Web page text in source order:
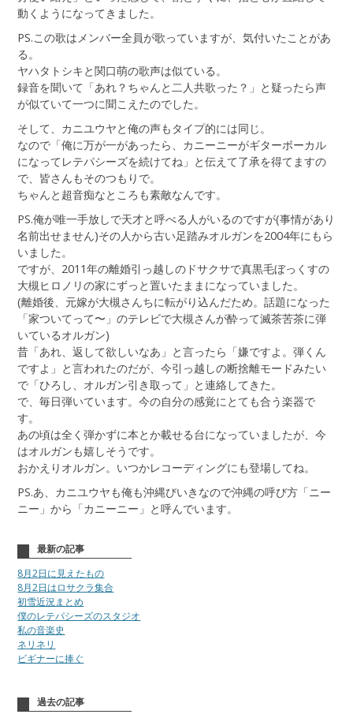
動くようになってきました。
PS.この歌はメンバー全員が歌っていますが、気付いたことがあ
る。
ヤハタトシキと関口萌の歌声は似ている。
録音を聞いて「あれ？ちゃんと二人共歌った？」と疑ったら声
が似ていて一つに聞こえたのでした。
そして、カニユウヤと俺の声もタイプ的には同じ。
なので「俺に万が一があったら、カニーニーがギターボーカル
になってレテパシーズを続けてね」と伝えて了承を得てますの
で、皆さんもそのつもりで。
ちゃんと超音痴なところも素敵なんです。
PS.俺が唯一手放しで天才と呼べる人がいるのですが(事情があり
名前出せません)その人から古い足踏みオルガンを2004年にもら
いました。
ですが、2011年の離婚引っ越しのドサクサで真黒毛ぼっくすの
大槻ヒロノリの家にずっと置いたままになっていました。
(離婚後、元嫁が大槻さんちに転がり込んだため。話題になった
「家ついてって〜」のテレビで大槻さんが酔って滅茶苦茶に弾
いているオルガン)
昔「あれ、返して欲しいなあ」と言ったら「嫌ですよ。弾くん
ですよ」と言われたのだが、今引っ越しの断捨離モードみたい
で「ひろし、オルガン引き取って」と連絡してきた。
で、毎日弾いています。今の自分の感覚にとても合う楽器で
す。
あの頃は全く弾かずに本とか載せる台になっていましたが、今
はオルガンも嬉しそうです。
おかえりオルガン。いつかレコーディングにも登場してね。
PS.あ、カニユウヤも俺も沖縄びいきなので沖縄の呼び方「ニー
ニー」から「カニーニー」と呼んでいます。
最新の記事
8月2日に見えたもの
8月2日はロサクラ集合
初雪近況まとめ
僕のレテパシーズのスタジオ
私の音楽史
ネリネリ
ビギナーに捧ぐ
過去の記事